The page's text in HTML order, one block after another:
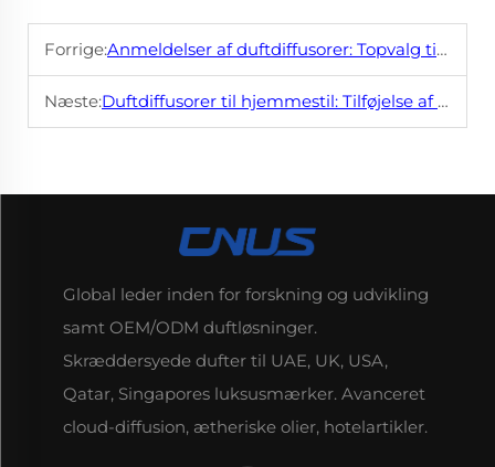
Forrige:Anmeldelser af duftdiffusorer: Topvalg til at skabe en unik hjemmeduft
Næste:Duftdiffusorer til hjemmestil: Tilføjelse af stil og duft til din rum
Global leder inden for forskning og udvikling
samt OEM/ODM duftløsninger.
Skræddersyede dufter til UAE, UK, USA,
Qatar, Singapores luksusmærker. Avanceret
cloud-diffusion, ætheriske olier, hotelartikler.